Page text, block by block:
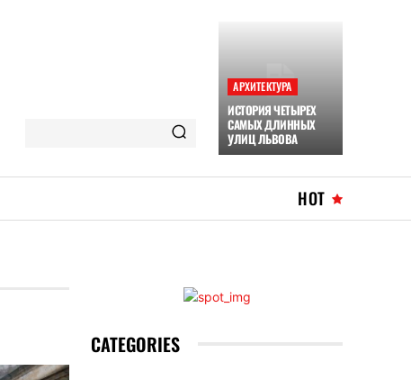
АРХИТЕКТУРА
ИСТОРИЯ ЧЕТЫРЕХ
САМЫХ ДЛИННЫХ
УЛИЦ ЛЬВОВА
HOT
CATEGORIES